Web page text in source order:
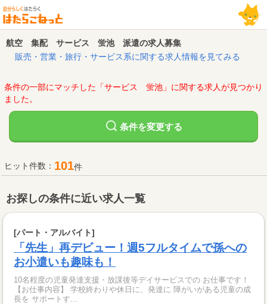
航空 集配 サービス 蛍池 派遣の求人募集
販売・営業・旅行・サービス系に関する求人情報を見てみる
条件の一部にマッチした「サービス 蛍池」に関する求人が見つかり
ました。
条件を変更する
ヒット件数： 101件
お探しの条件に近い求人一覧
[パート・アルバイト]
「先生」再デビュー！週5フルタイムで孫への
お小遣いも趣味も！
10名程度の児童発達支援・放課後等デイサービスでの お仕事です！
【お仕事内容】 学校終わりや休日に、発達に 障がいがある児童の成
長を サポートす...